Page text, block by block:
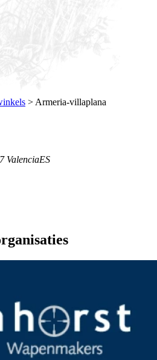
> Armeria-villaplana
ValenciaES